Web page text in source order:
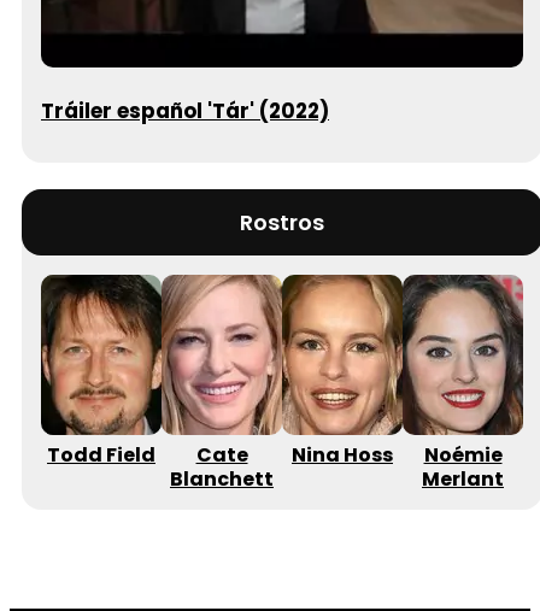
Tráiler español 'Tár' (2022)
Rostros
Todd Field
Cate
Blanchett
Nina Hoss
Noémie
Merlant